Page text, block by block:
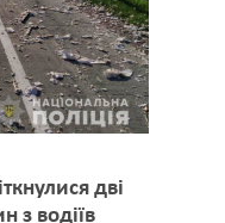
дві
з водіїв